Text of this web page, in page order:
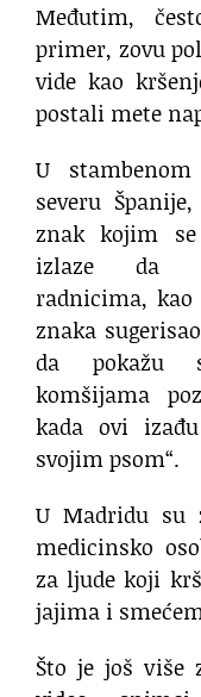
Međutim,
primer, zovu
vide kao
postali mete
U
severu
znak kojim
izlaze da
radnicima, kao
znaka
da pokažu
komšijama
kada ovi
svojim psom“.
U Madridu su
medicinsko
za ljude koji
jajima i
Što je još više